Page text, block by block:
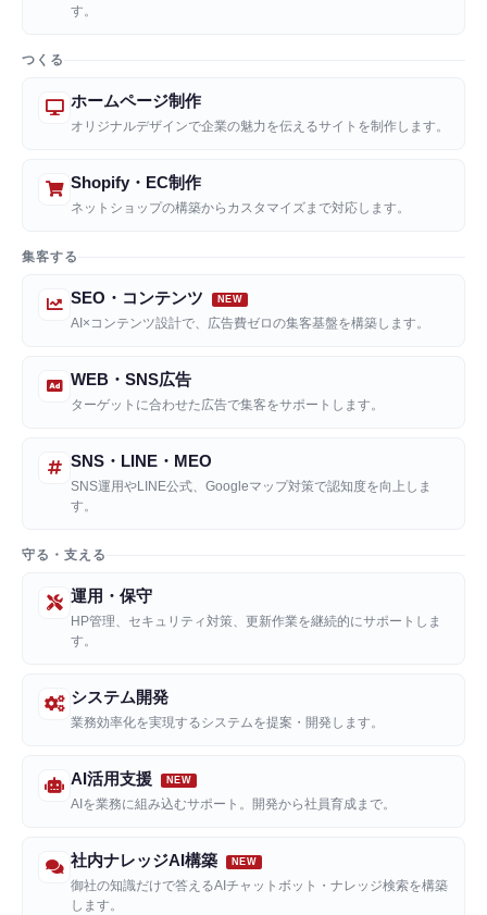
す。
つくる
ホームページ制作
オリジナルデザインで企業の魅力を伝えるサイトを制作します。
Shopify・EC制作
ネットショップの構築からカスタマイズまで対応します。
集客する
SEO・コンテンツ
AI×コンテンツ設計で、広告費ゼロの集客基盤を構築します。
WEB・SNS広告
ターゲットに合わせた広告で集客をサポートします。
SNS・LINE・MEO
SNS運用やLINE公式、Googleマップ対策で認知度を向上しま
す。
守る・支える
運用・保守
HP管理、セキュリティ対策、更新作業を継続的にサポートしま
す。
システム開発
業務効率化を実現するシステムを提案・開発します。
AI活用支援
AIを業務に組み込むサポート。開発から社員育成まで。
社内ナレッジAI構築
御社の知識だけで答えるAIチャットボット・ナレッジ検索を構築
します。